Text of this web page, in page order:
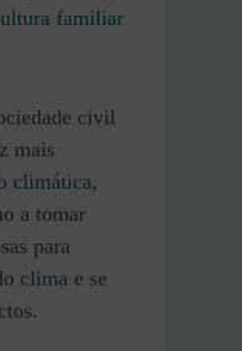
familiar
civil
mais
climática,
a tomar
para
clima e se